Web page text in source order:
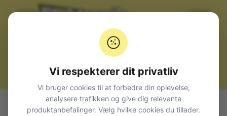
Alle produkter Komponenter
Transistorer
Effekt-transistorer
Vi respekterer dit privatliv
Vi bruger cookies til at forbedre din oplevelse,
analysere trafikken og give dig relevante
produktanbefalinger. Vælg hvilke cookies du tillader.